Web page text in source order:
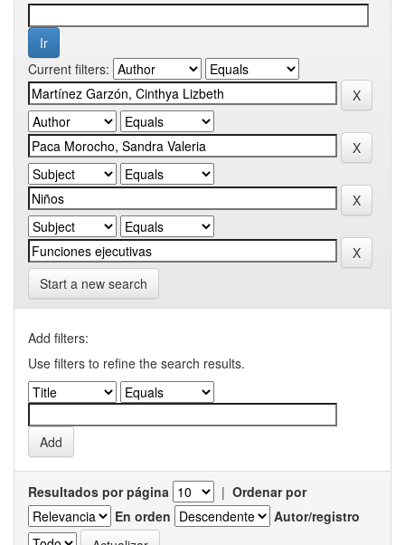
Current filters:
Start a new search
Add filters:
Use filters to refine the search results.
Resultados por página | Ordenar por
En orden
Autor/registro